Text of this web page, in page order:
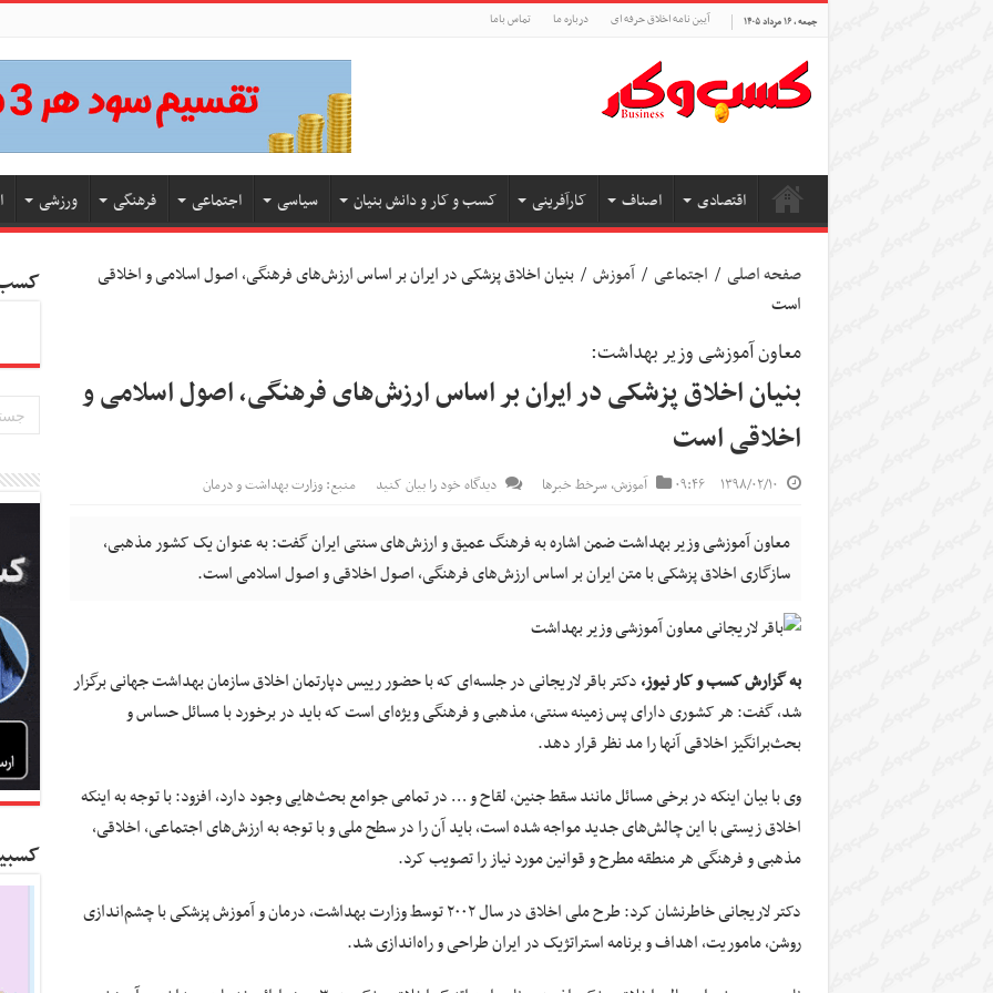
جمعه , ۱۶ مرداد ۱۴۰۵ آیین نامه اخلاق حرفه ای درباره ما تماس باما
اقتصادی اصناف کارآفرینی کسب و کار و دانش بنیان سیاسی اجتماعی فرهنگی ورزشی
صفحه اصلی / اجتماعی / آموزش / بنیان اخلاق پزشکی در ایران بر اساس ارزش‌های فرهنگی، اصول اسلامی و اخلاقی
است
معاون آموزشی وزیر بهداشت:
بنیان اخلاق پزشکی در ایران بر اساس ارزش‌های فرهنگی، اصول اسلامی و
اخلاقی است
۱۳۹۸/۰۲/۱۰ ۰۹:۴۶ آموزش,سرخط خبرها دیدگاه خود را بیان کنید منبع: وزارت بهداشت و درمان
معاون آموزشی وزیر بهداشت ضمن اشاره به فرهنگ عمیق و ارزش‌های سنتی ایران گفت: به عنوان یک کشور مذهبی،
سازگاری اخلاق پزشکی با متن ایران بر اساس ارزش‌های فرهنگی، اصول اخلاقی و اصول اسلامی است.
به گزارش کسب و کار نیوز،دکتر باقر لاریجانی در جلسه‌ای که با حضور رییس دپارتمان اخلاق سازمان بهداشت جهانی برگزار
شد، گفت: هر کشوری دارای پس زمینه سنتی، مذهبی و فرهنگی ویژه‌ای است که باید در برخورد با مسائل حساس و
بحث‌برانگیز اخلاقی آنها را مد نظر قرار دهد.
وی با بیان اینکه در برخی مسائل مانند سقط جنین، لقاح و … در تمامی جوامع بحث‌هایی وجود دارد، افزود: با توجه به اینکه
اخلاق زیستی با این چالش‌های جدید مواجه شده است، باید آن را در سطح ملی و با توجه به ارزش‌های اجتماعی، اخلاقی،
مذهبی و فرهنگی هر منطقه مطرح و قوانین مورد نیاز را تصویب کرد.
دکتر لاریجانی خاطرنشان کرد: طرح ملی اخلاق در سال ۲۰۰۲ توسط وزارت بهداشت، درمان و آموزش پزشکی با چشم‌اندازی
روشن، ماموریت، اهداف و برنامه استراتژیک در ایران طراحی و راه‌اندازی شد.
کسب